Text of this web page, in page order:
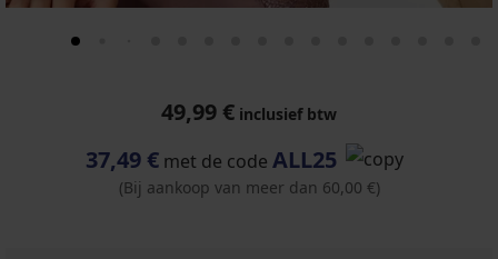
49,99 € inclusief btw
37,49 € met de code ALL25
(Bij aankoop van meer dan 60,00 €)